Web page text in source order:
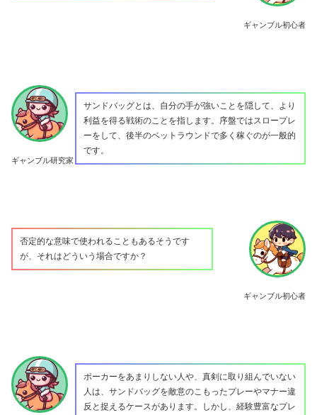
ギャンブル初心者
ギャンブル研究家
サンドバッグとは、自分の手が強いことを隠して、より
利益を得る戦術のことを指します。序盤ではスロープレ
ーをして、後半のベットラウンドで多く稼ぐのが一般的
です。
ギャンブル初心者
否定的な意味で使われることもあるそうです
が、それはどういう場合ですか？
ポーカーをあまりしない人や、真剣に取り組んでいない
人は、サンドバッグを敵意のこもったプレーやマナー違
反と捉えるケースがあります。しかし、経験豊富なプレ